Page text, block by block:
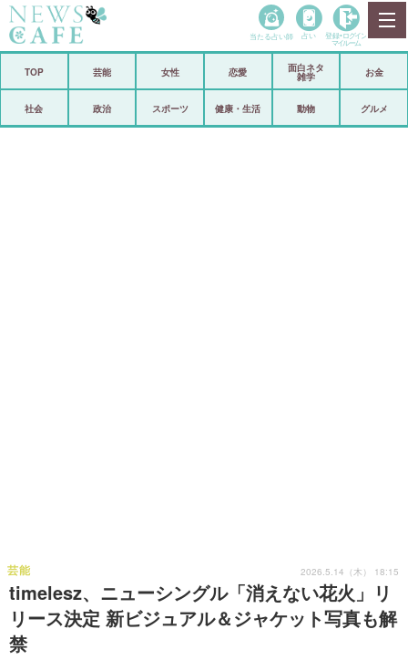
政治
当たる占い師 占い 登録• ログイン
マイルーム
TOP 芸能 女性 恋愛
面白ネタ
雑学
お金
社会 政治 スポーツ 健康・生活 動物 グルメ
timelesz、ニューシングル「消えない花火」リ
リース決定 新ビジュアル＆ジャケット写真も解
禁
芸能 2026.5.14（木） 18:15